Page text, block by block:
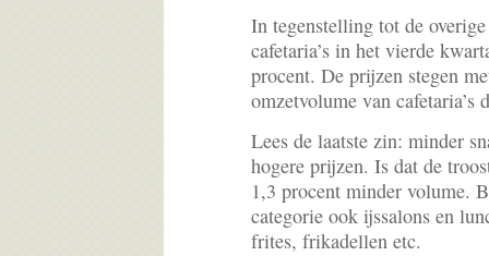
In tegenstelling tot de
cafetaria’s in het vierde
procent. De prijzen stegen
omzetvolume van cafetaria’s
Lees de laatste zin: minder
hogere prijzen. Is dat de
1,3 procent minder volume.
categorie ook ijssalons en
frites, frikadellen etc.